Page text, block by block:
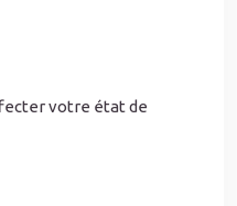
votre état de